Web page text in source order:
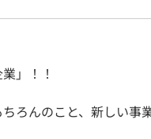
」！！
ろんのこと、新しい事